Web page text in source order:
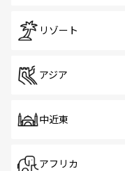
リゾート
アジア
中近東
アフリカ